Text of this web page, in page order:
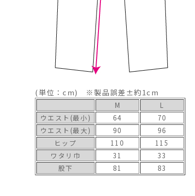
(単位：cm) ※製品誤差±約1cm
M
L
ウエスト(最小)
64
70
ウエスト(最大)
90
96
ヒップ
110
115
ワタリ巾
31
33
股下
81 83